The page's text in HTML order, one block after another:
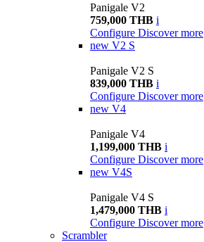
Panigale V2
759,000 THB i
Configure Discover more
new V2 S
Panigale V2 S
839,000 THB i
Configure Discover more
new V4
Panigale V4
1,199,000 THB i
Configure Discover more
new V4S
Panigale V4 S
1,479,000 THB i
Configure Discover more
Scrambler